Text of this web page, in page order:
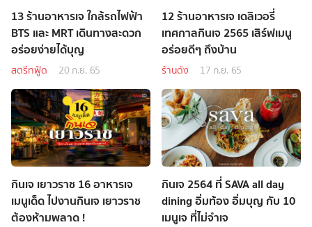
13 ร้านอาหารเจ ใกล้รถไฟฟ้า
BTS และ MRT เดินทางสะดวก
อร่อยง่ายได้บุญ
สตรีทฟู้ด 20 ก.ย. 65
12 ร้านอาหารเจ เดลิเวอรี่
เทศกาลกินเจ 2565 เสิร์ฟเมนู
อร่อยดีๆ ถึงบ้าน
ร้านดัง 17 ก.ย. 65
กินเจ เยาวราช 16 อาหารเจ
เมนูเด็ด ไปงานกินเจ เยาวราช
ต้องห้ามพลาด !
กินเจ 2564 ที่ SAVA all day
dining อิ่มท้อง อิ่มบุญ กับ 10
เมนูเจ ที่ไม่จำเจ